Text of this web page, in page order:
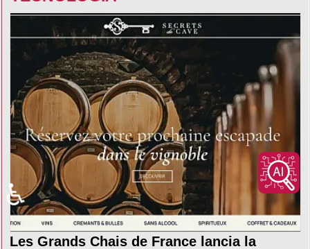
Les Grands Chais de France lancia la